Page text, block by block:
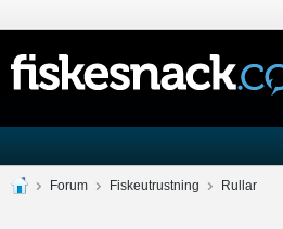
Forum Fiskeutrustning Rullar